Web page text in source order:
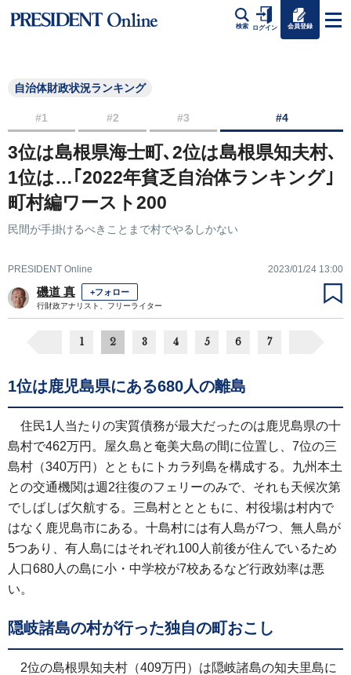
検索 ログイン 会員登録
自治体財政状況ランキング
#1 #2 #3 #4
3位は島根県海士町､2位は島根県知夫村､
1位は…｢2022年貧乏自治体ランキング｣
町村編ワースト200
民間が手掛けるべきことまで村でやるしかない
PRESIDENT Online 2023/01/24 13:00
磯道 真 +フォロー
行財政アナリスト、フリーライター
1 2 3 4 5 6 7
1位は鹿児島県にある680人の離島
住民1人当たりの実質債務が最大だったのは鹿児島県の十
島村で462万円。屋久島と奄美大島の間に位置し、7位の三
島村（340万円）とともにトカラ列島を構成する。九州本土
との交通機関は週2往復のフェリーのみで、それも天候次第
でしばしば欠航する。三島村ととともに、村役場は村内で
はなく鹿児島市にある。十島村には有人島が7つ、無人島が
5つあり、有人島にはそれぞれ100人前後が住んでいるため
人口680人の島に小・中学校が7校あるなど行政効率は悪
い。
隠岐諸島の村が行った独自の町おこし
2位の島根県知夫村（409万円）は隠岐諸島の知夫里島に